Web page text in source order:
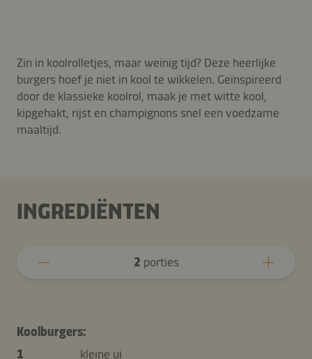
Zin in koolrolletjes, maar weinig tijd? Deze heerlijke
burgers hoef je niet in kool te wikkelen. Geïnspireerd
door de klassieke koolrol, maak je met witte kool,
kipgehakt, rijst en champignons snel een voedzame
maaltijd.
INGREDIËNTEN
2 porties
Koolburgers:
1
kleine ui